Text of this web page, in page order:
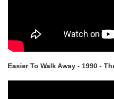
Easier To Walk Away - 1990 -